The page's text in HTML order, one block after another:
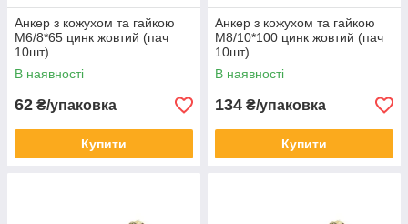
Анкер з кожухом та гайкою
М6/8*65 цинк жовтий (пач
10шт)
В наявності
62 ₴/упаковка
Купити
Анкер з кожухом та гайкою
М8/10*100 цинк жовтий (пач
10шт)
В наявності
134 ₴/упаковка
Купити